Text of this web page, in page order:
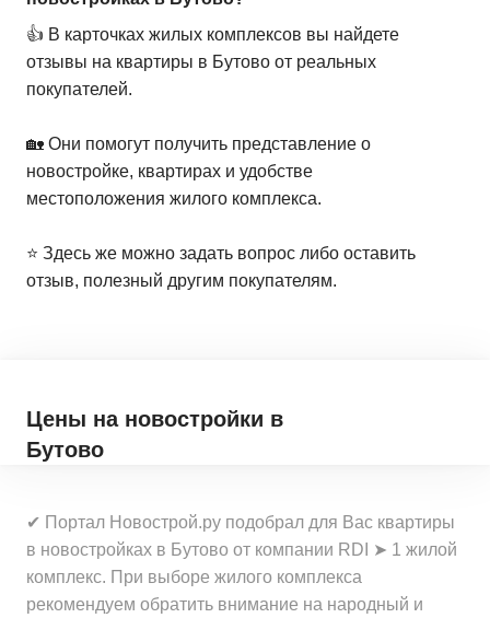
👍 В карточках жилых комплексов вы найдете
отзывы на квартиры в Бутово от реальных
покупателей.
🏡 Они помогут получить представление о
новостройке, квартирах и удобстве
местоположения жилого комплекса.
⭐️ Здесь же можно задать вопрос либо оставить
отзыв, полезный другим покупателям.
Цены на новостройки в
Бутово
✔ Портал Новострой.ру подобрал для Вас квартиры
в новостройках в Бутово от компании RDI ➤ 1 жилой
комплекс. При выборе жилого комплекса
рекомендуем обратить внимание на народный и